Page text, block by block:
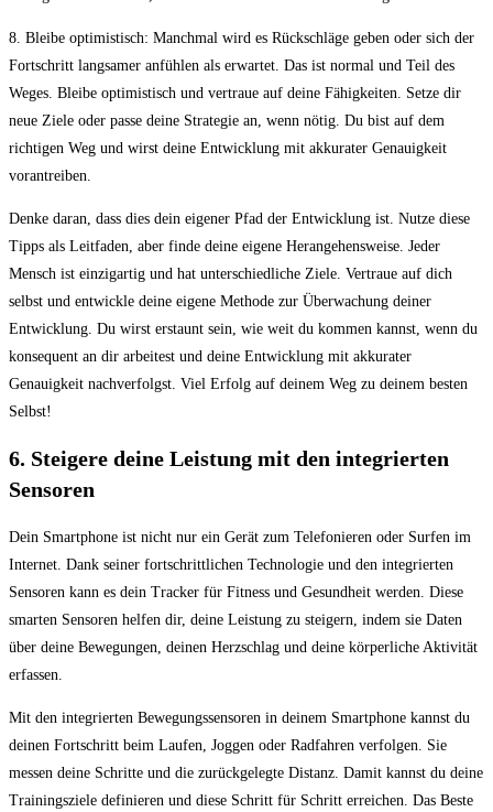
8. Bleibe optimistisch: Manchmal wird es Rückschläge ⁣geben oder sich ⁢der
Fortschritt langsamer anfühlen als erwartet. Das ist normal und Teil des
Weges. Bleibe optimistisch und vertraue auf deine Fähigkeiten. Setze dir
neue Ziele oder passe deine Strategie an, wenn nötig. Du bist auf dem
richtigen Weg und wirst deine Entwicklung mit akkurater Genauigkeit
vorantreiben.
Denke daran, dass⁢ dies dein eigener Pfad der Entwicklung ist. Nutze diese
Tipps als Leitfaden, aber finde deine eigene Herangehensweise. Jeder
Mensch ist einzigartig ‌und hat unterschiedliche Ziele. Vertraue auf dich
selbst und entwickle deine eigene Methode zur Überwachung deiner
Entwicklung. Du wirst erstaunt sein, wie weit du kommen kannst, wenn du
konsequent an dir arbeitest und⁤ deine Entwicklung mit akkurater
Genauigkeit nachverfolgst. Viel⁢ Erfolg auf deinem Weg zu deinem besten
Selbst!
6. Steigere deine Leistung mit den integrierten
Sensoren
Dein Smartphone ist nicht nur ein Gerät zum Telefonieren oder Surfen im
Internet. Dank seiner ⁢fortschrittlichen Technologie und den integrierten
⁤Sensoren kann es dein Tracker für Fitness und Gesundheit werden. Diese
smarten‌ Sensoren helfen dir, deine Leistung zu steigern, indem sie Daten
über deine ​Bewegungen, deinen Herzschlag‌ und deine körperliche Aktivität
erfassen.
Mit den integrierten Bewegungssensoren in deinem Smartphone kannst du
deinen Fortschritt beim Laufen, Joggen oder Radfahren verfolgen. Sie‌
messen ​deine Schritte und die zurückgelegte Distanz. Damit kannst du deine
Trainingsziele definieren und diese Schritt für Schritt erreichen. Das Beste